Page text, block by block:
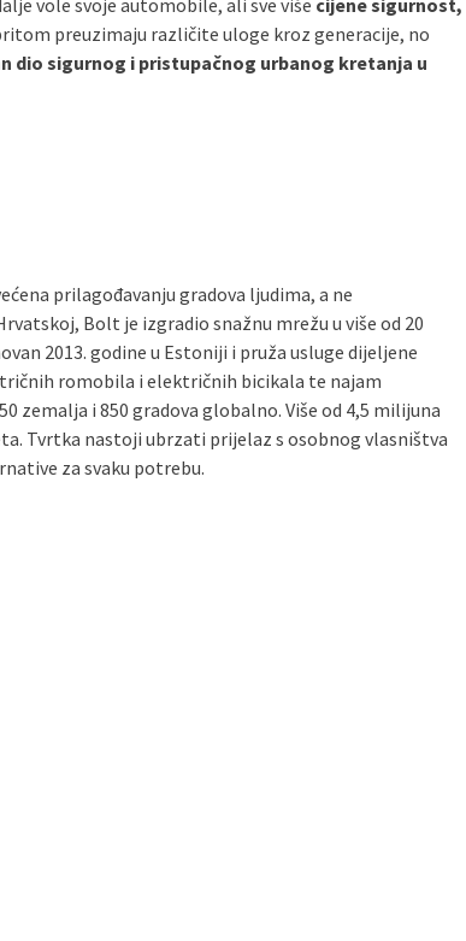
vole svoje automobile, ali sve više cijene sigurnost,
preuzimaju različite uloge kroz generacije, no
dio sigurnog i pristupačnog urbanog kretanja u
prilagođavanju gradova ljudima, a ne
Bolt je izgradio snažnu mrežu u više od 20
2013. godine u Estoniji i pruža usluge dijeljene
romobila i električnih bicikala te najam
zemalja i 850 gradova globalno. Više od 4,5 milijuna
Tvrtka nastoji ubrzati prijelaz s osobnog vlasništva
za svaku potrebu.